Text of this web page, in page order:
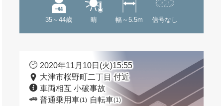
35～44歳 晴 幅～5.5m 信号なし
2020年11月10日(火)15:55
大津市桜野町二丁目 付近
車両相互 小破事故
普通乗用車(1) 自転車(1)